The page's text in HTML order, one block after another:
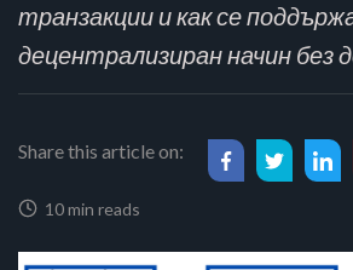
транзакции и как се
децентрализиран начин без
Share this article on:
10 min reads